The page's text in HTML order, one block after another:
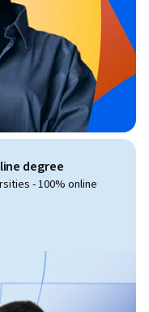
degree
- 100% online